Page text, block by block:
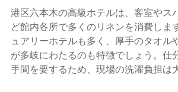
港区六本木の高級ホテルは、客室やス
ど館内各所で多くのリネンを消費しま
ュアリーホテルも多く、厚手のタオル
が多岐にわたるのも特徴でしょう。仕
手間を要するため、現場の洗濯負担は